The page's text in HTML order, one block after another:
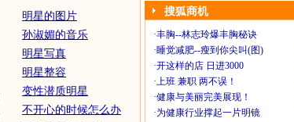
明星的图片
孙淑媚的音乐
明星写真
明星整容
变性潜质明星
不开心的时候怎么办
搜狐商机
·丰胸--林志玲爆丰胸秘诀
·睡觉减肥--瘦到你尖叫(图)
·开这样的店 日进3000
·上班 兼职 两不误！
·健康与美丽完美展现！
·为健康行业撑起一片明镜